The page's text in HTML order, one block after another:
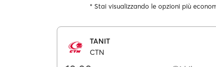
* Stai visualizzando le opzioni più
TANIT
CTN